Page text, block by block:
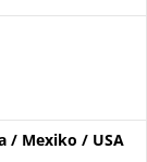
/ Mexiko / USA